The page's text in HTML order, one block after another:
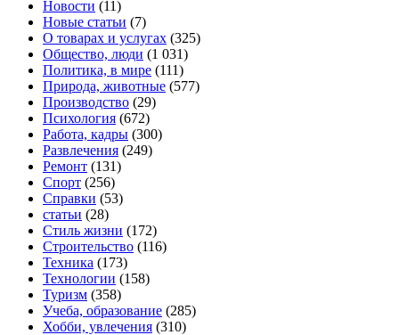
Новости (11)
Новые статьи (7)
О товарах и услугах (325)
Общество, люди (1 031)
Политика, в мире (111)
Природа, животные (577)
Производство (29)
Психология (672)
Работа, кадры (300)
Развлечения (249)
Ремонт (131)
Спорт (256)
Справки (53)
статьи (28)
Стиль жизни (172)
Строительство (116)
Техника (173)
Технологии (158)
Туризм (358)
Учеба, образование (285)
Хобби, увлечения (310)